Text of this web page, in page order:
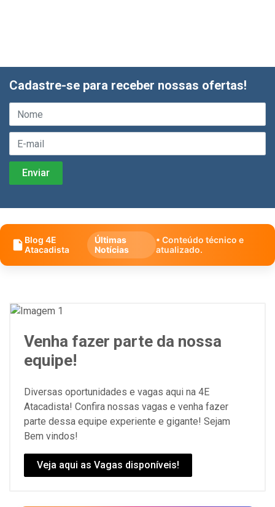
Cadastre-se para receber nossas ofertas!
Blog 4E
Atacadista
Últimas
Notícias
• Conteúdo técnico e
atualizado.
Venha fazer parte da nossa
equipe!
Diversas oportunidades e vagas aqui na 4E
Atacadista! Confira nossas vagas e venha fazer
parte dessa equipe experiente e gigante! Sejam
Bem vindos!
Veja aqui as Vagas disponíveis!